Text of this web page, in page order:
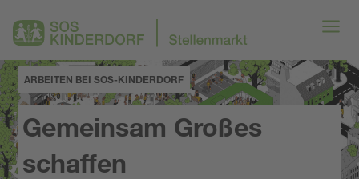
ARBEITEN BEI SOS-KINDERDORF
Gemeinsam Großes
schaffen